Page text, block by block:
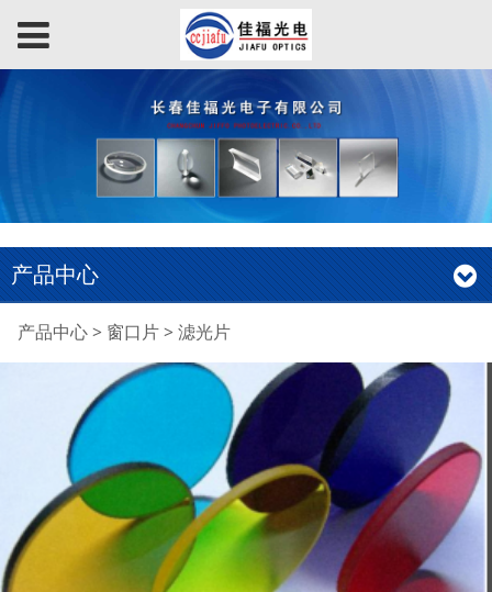
产品中心
滤光片
产品中心> 窗口片> 滤光片